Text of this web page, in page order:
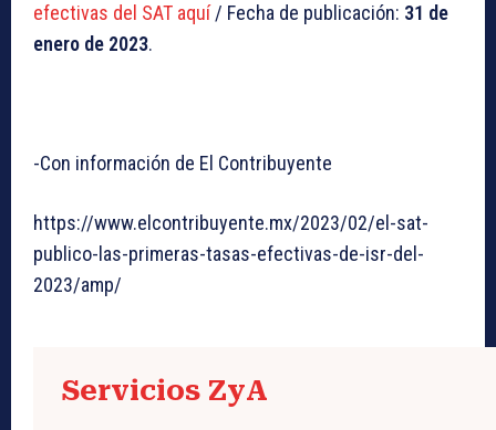
efectivas del SAT aquí/ Fecha de publicación: 31 de
enero de 2023.
-Con información de El Contribuyente
https://www.elcontribuyente.mx/2023/02/el-sat-
publico-las-primeras-tasas-efectivas-de-isr-del-
2023/amp/
Servicios ZyA